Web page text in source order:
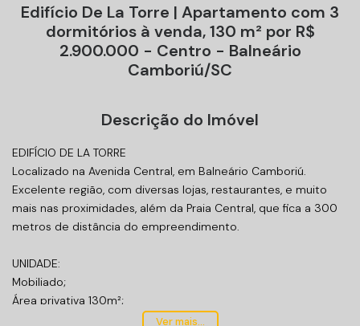
Edifício De La Torre | Apartamento com 3
dormitórios à venda, 130 m² por R$
2.900.000 - Centro - Balneário
Camboriú/SC
Descrição do Imóvel
EDIFÍCIO DE LA TORRE
Localizado na Avenida Central, em Balneário Camboriú.
Excelente região, com diversas lojas, restaurantes, e muito
mais nas proximidades, além da Praia Central, que fica a 300
metros de distância do empreendimento.
UNIDADE:
Mobiliado;
Área privativa 130m²;
03 suítes, 02 vagas de garagem;
Ver mais...